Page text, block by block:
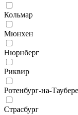
Кольмар
Мюнхен
Нюрнберг
Риквир
Ротенбург-на-Таубере
Страсбург